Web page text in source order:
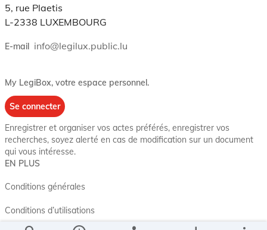
5, rue Plaetis
L-2338 LUXEMBOURG
E-mail info@legilux.public.lu
My LegiBox, votre espace personnel.
Se connecter
Enregistrer et organiser vos actes préférés, enregistrer vos
recherches, soyez alerté en cas de modification sur un document
qui vous intéresse.
EN PLUS
Conditions générales
Conditions d’utilisations